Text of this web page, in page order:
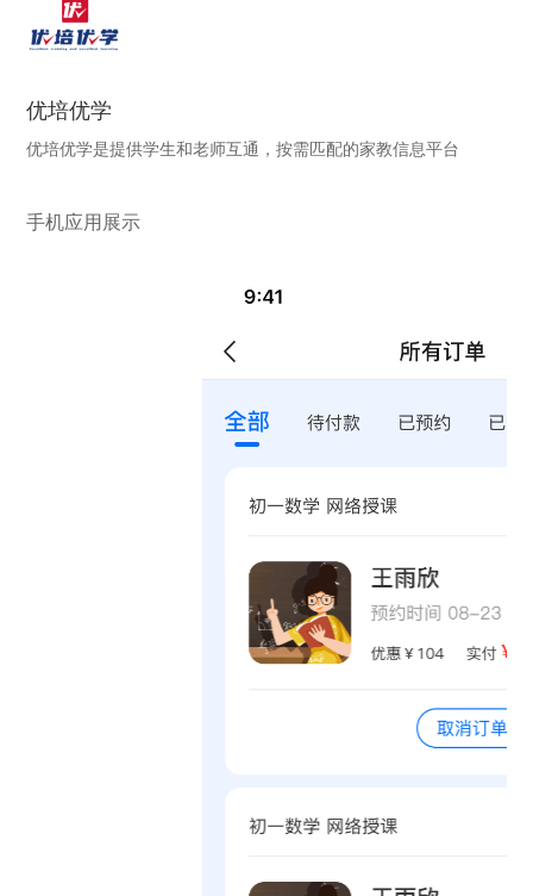
优培优学
优培优学是提供学生和老师互通，按需匹配的家教信息平台
手机应用展示